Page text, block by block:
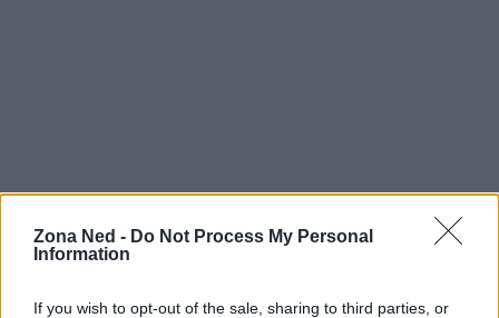
Zona Ned - Do Not Process My Personal
Information
If you wish to opt-out of the sale, sharing to third parties, or